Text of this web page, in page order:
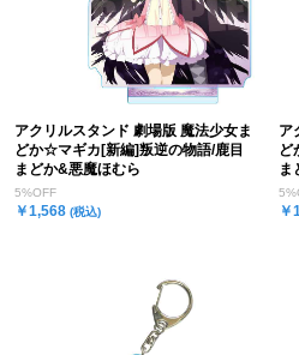
アクリルスタンド 劇場版 魔法少女ま
どか☆マギカ[新編]叛逆の物語/鹿目
まどか&悪魔ほむら
5%OFF
￥1,568 (税込)
ア
ど
ま
￥